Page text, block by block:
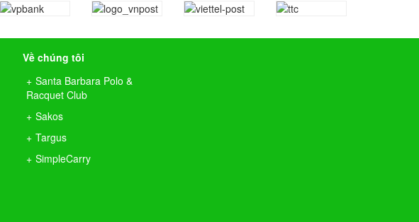
Về chúng tôi
Santa Barbara Polo &
Racquet Club
Sakos
Targus
SimpleCarry